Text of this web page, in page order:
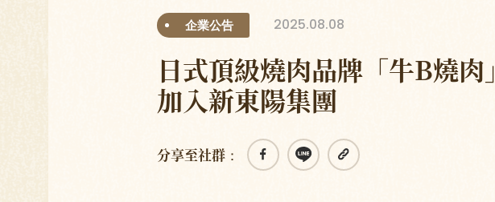
企業公告 2025.08.08
日式頂級燒肉品牌「牛B燒肉」
加入新東陽集團
分享至社群：